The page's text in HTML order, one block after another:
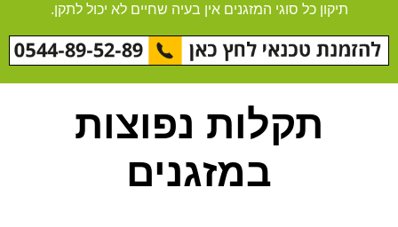
תיקון כל סוגי המזגנים אין בעיה שחיים לא יכול לתקן.
תקלות נפוצות
במזגנים